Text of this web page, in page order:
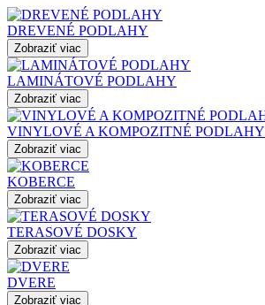
DREVENÉ PODLAHY
Zobraziť viac
LAMINÁTOVÉ PODLAHY
Zobraziť viac
VINYLOVÉ A KOMPOZITNÉ PODLAHY
Zobraziť viac
KOBERCE
Zobraziť viac
TERASOVÉ DOSKY
Zobraziť viac
DVERE
Zobraziť viac